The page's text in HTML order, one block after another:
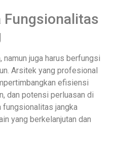
Fungsionalitas
namun juga harus berfungsi
Arsitek yang profesional
efisiensi
dan potensi perluasan di
fungsionalitas jangka
yang berkelanjutan dan